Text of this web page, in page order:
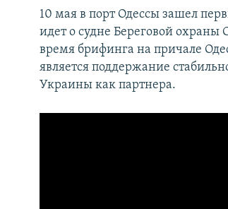
10 мая в порт Одессы зашел
идет о судне Береговой
время брифинга на причале
является поддержание
Украины как партнера.